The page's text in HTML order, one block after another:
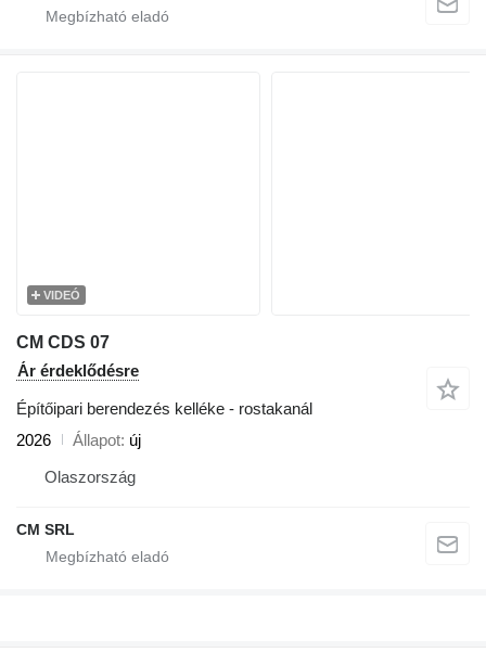
VIDEÓ
CM CDS 07
Ár érdeklődésre
Építőipari berendezés kelléke - rostakanál
2026
Állapot új
Olaszország
CM SRL